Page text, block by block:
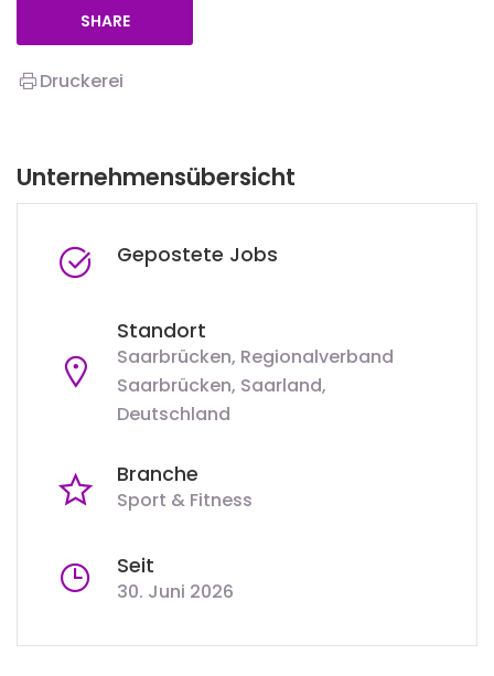
SHARE
Druckerei
Unternehmensübersicht
Gepostete Jobs
Standort
Saarbrücken, Regionalverband
Saarbrücken, Saarland,
Deutschland
Branche
Sport & Fitness
Seit
30. Juni 2026